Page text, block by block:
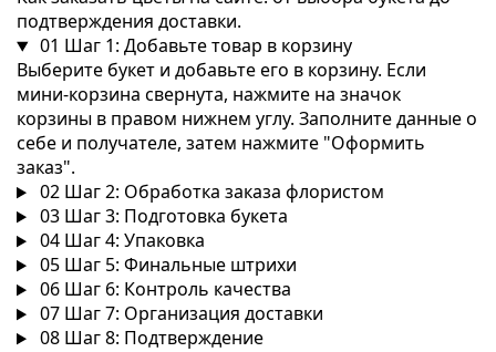
подтверждения доставки.
01 Шаг 1: Добавьте товар в корзину
Выберите букет и добавьте его в корзину. Если
мини-корзина свернута, нажмите на значок
корзины в правом нижнем углу. Заполните данные о
себе и получателе, затем нажмите "Оформить
заказ".
02 Шаг 2: Обработка заказа флористом
03 Шаг 3: Подготовка букета
04 Шаг 4: Упаковка
05 Шаг 5: Финальные штрихи
06 Шаг 6: Контроль качества
07 Шаг 7: Организация доставки
08 Шаг 8: Подтверждение